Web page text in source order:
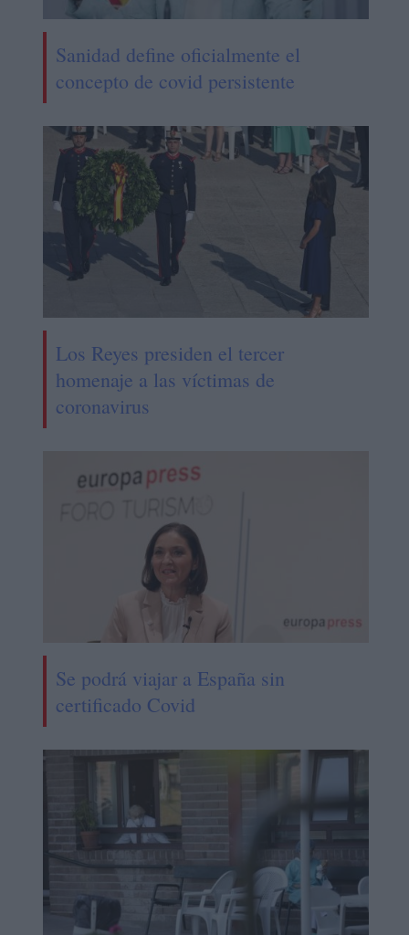
Sanidad define oficialmente el
concepto de covid persistente
Los Reyes presiden el tercer
homenaje a las víctimas de
coronavirus
Se podrá viajar a España sin
certificado Covid